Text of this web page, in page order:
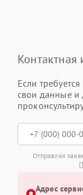
Если
свои данные и
Отправляя
Адрес